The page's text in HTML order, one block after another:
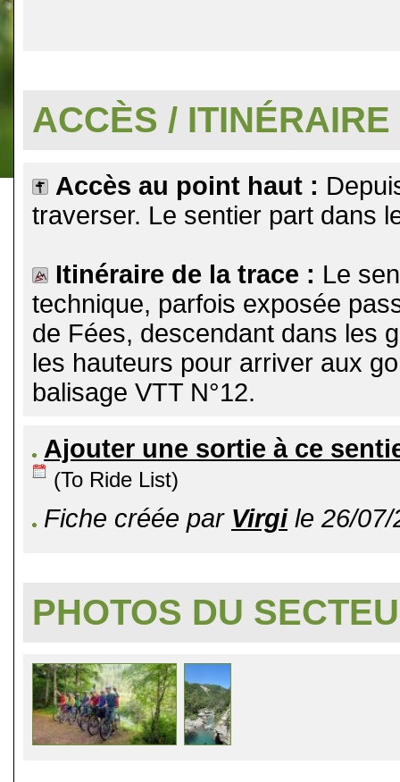
ACCÈS / ITINÉRAIRE
Accès au point haut :
traverser. Le sentier part dans
Itinéraire de la trace : Le
technique, parfois exposée
de Fées, descendant dans les
les hauteurs pour arriver aux
balisage VTT N°12.
Ajouter une sortie à ce
(To Ride List)
Fiche créée par Virgile 26/07/
PHOTOS DU